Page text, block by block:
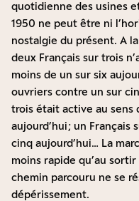
quotidienne des usines
1950 ne peut être ni
nostalgie du présent. A
deux Français sur trois
moins de un sur six
ouvriers contre un sur
trois était active au sens
aujourd’hui ; un
cinq aujourd’hui… La
moins rapide qu’au
chemin parcouru ne se
dépérissement.